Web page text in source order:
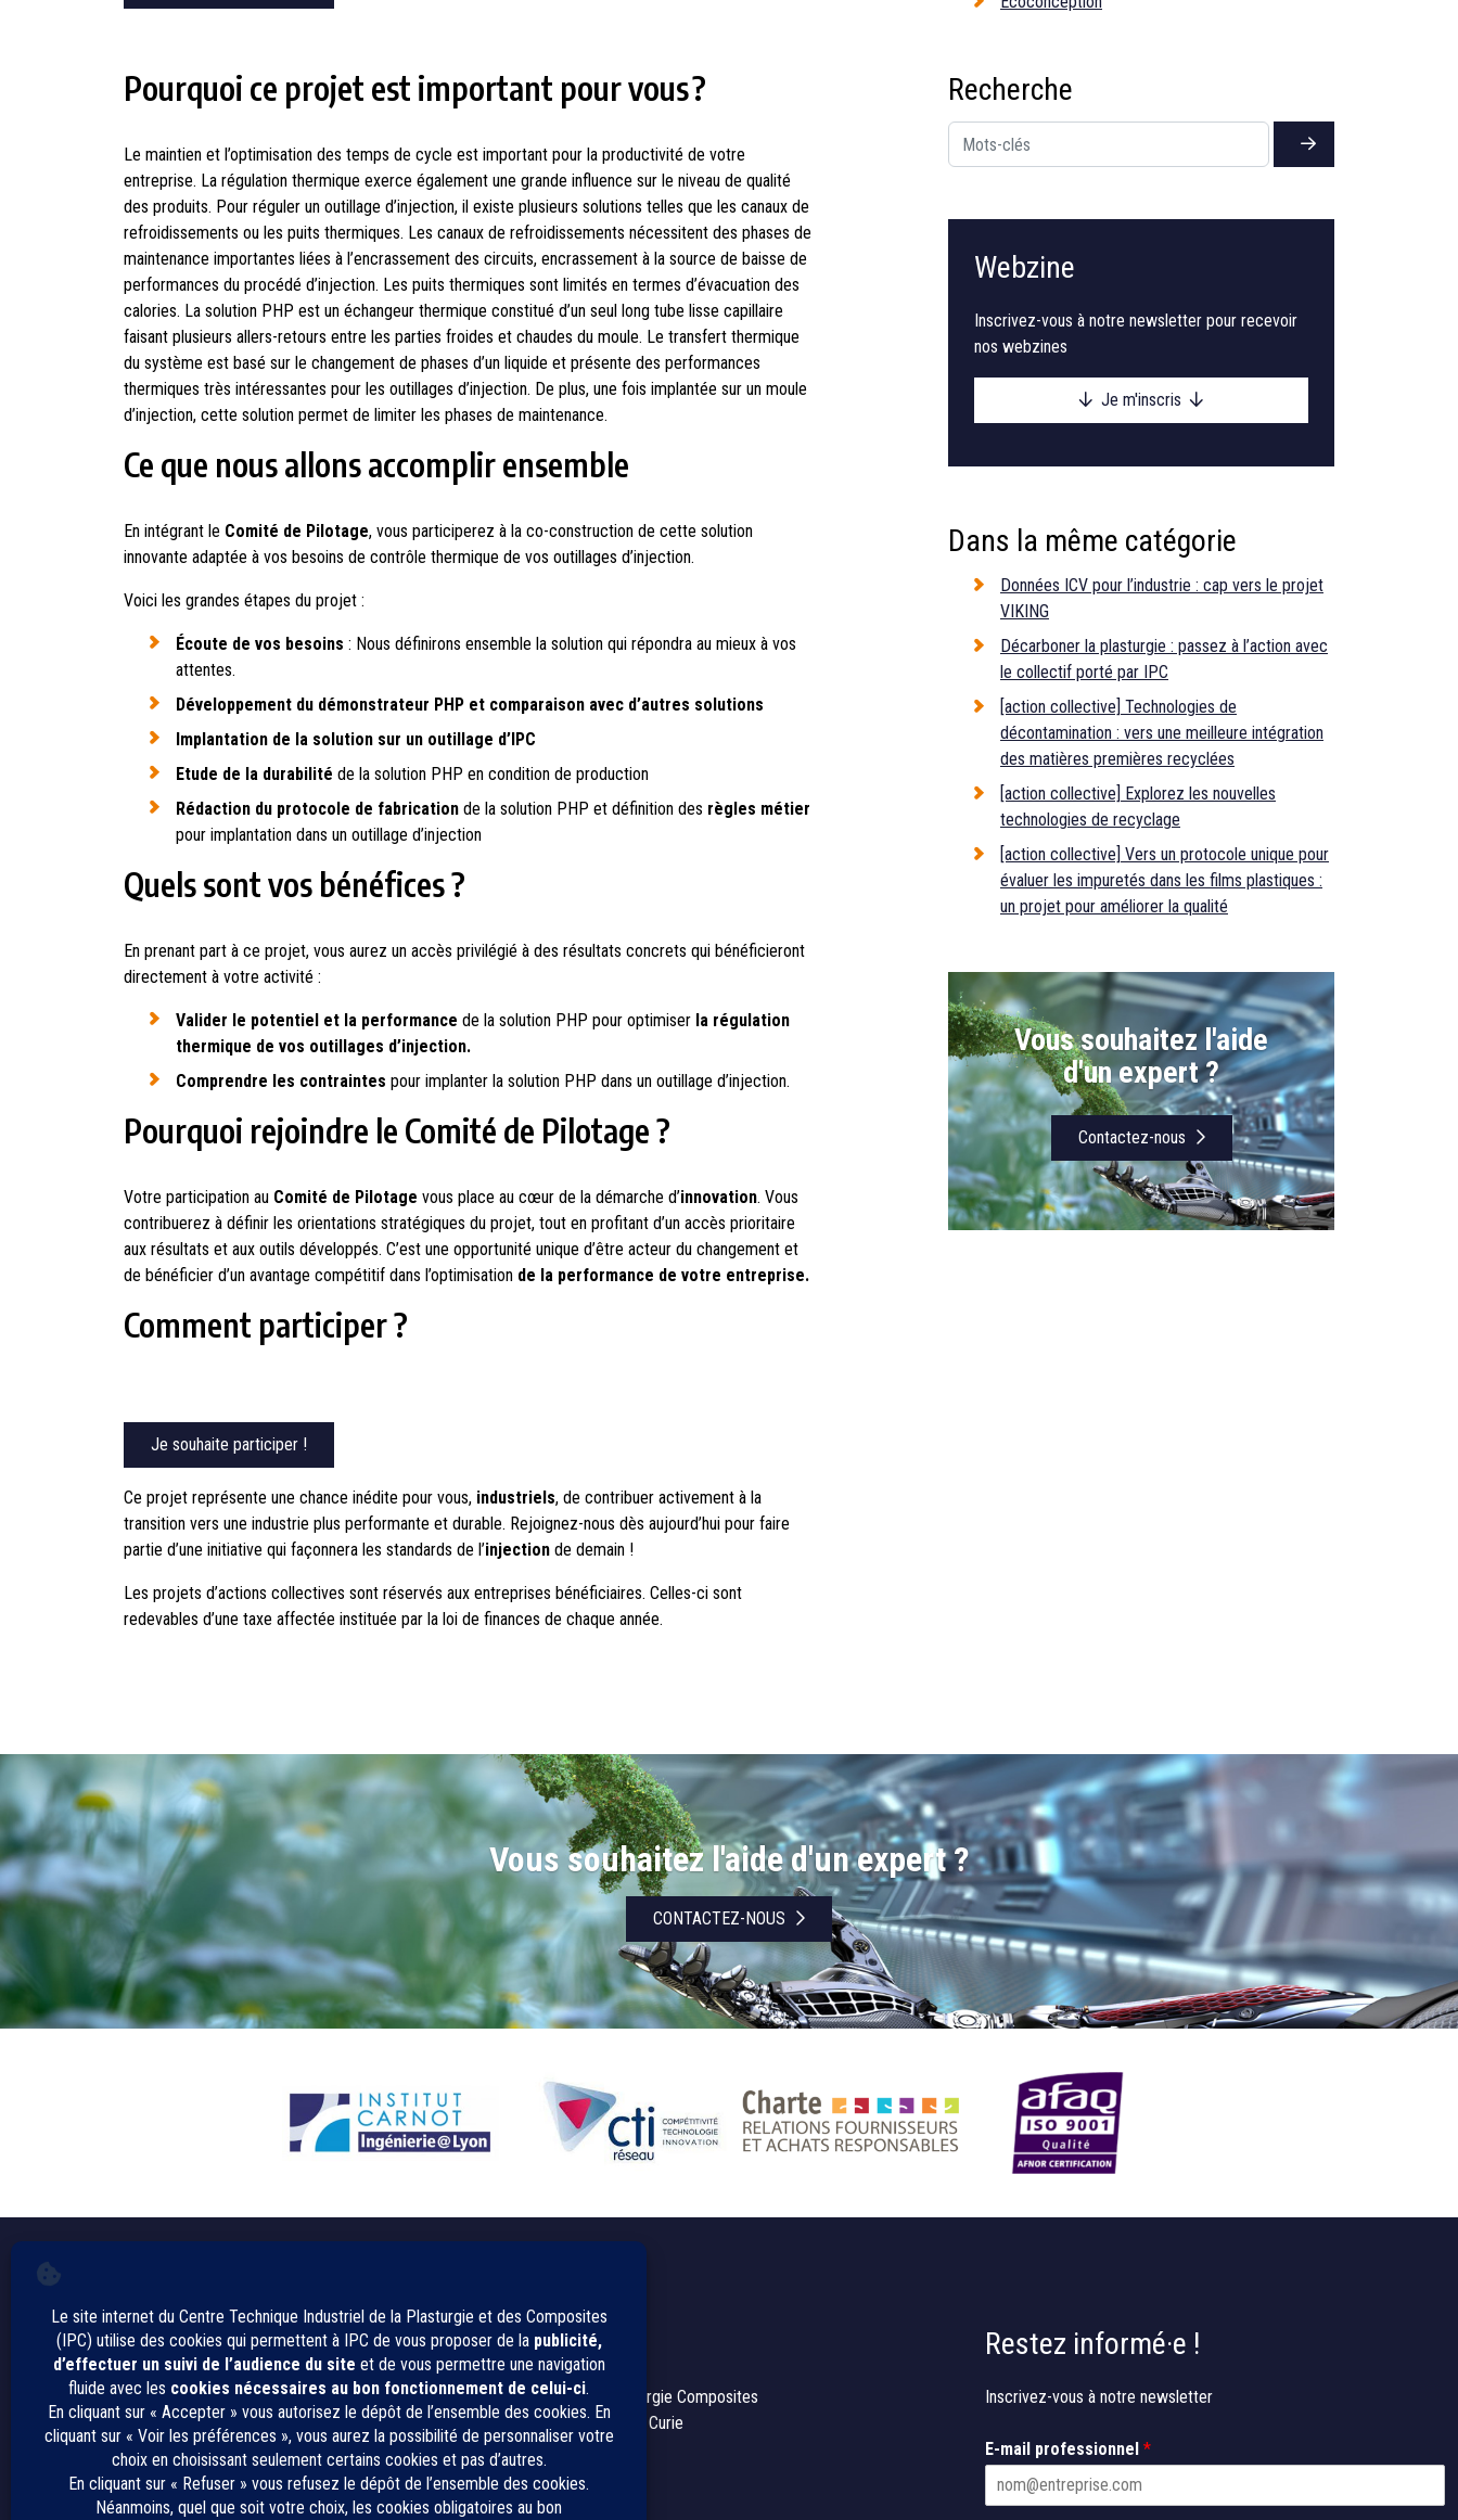
Pourquoi ce projet est important pour vous ?
Le maintien et l’optimisation des temps de cycle est important pour la productivité de votre
entreprise. La régulation thermique exerce également une grande influence sur le niveau de qualité
des produits. Pour réguler un outillage d’injection, il existe plusieurs solutions telles que les canaux de
refroidissements ou les puits thermiques. Les canaux de refroidissements nécessitent des phases de
maintenance importantes liées à l’encrassement des circuits, encrassement à la source de baisse de
performances du procédé d’injection. Les puits thermiques sont limités en termes d’évacuation des
calories. La solution PHP est un échangeur thermique constitué d’un seul long tube lisse capillaire
faisant plusieurs allers-retours entre les parties froides et chaudes du moule. Le transfert thermique
du système est basé sur le changement de phases d’un liquide et présente des performances
thermiques très intéressantes pour les outillages d’injection. De plus, une fois implantée sur un moule
d’injection, cette solution permet de limiter les phases de maintenance.
Ce que nous allons accomplir ensemble
En intégrant le Comité de Pilotage, vous participerez à la co-construction de cette solution
innovante adaptée à vos besoins de contrôle thermique de vos outillages d’injection.
Voici les grandes étapes du projet :
Écoute de vos besoins : Nous définirons ensemble la solution qui répondra au mieux à vos
attentes.
Développement du démonstrateur PHP et comparaison avec d’autres solutions
Implantation de la solution sur un outillage d’IPC
Etude de la durabilité de la solution PHP en condition de production
Rédaction du protocole de fabrication de la solution PHP et définition des règles métier
pour implantation dans un outillage d’injection
Quels sont vos bénéfices ?
En prenant part à ce projet, vous aurez un accès privilégié à des résultats concrets qui bénéficieront
directement à votre activité :
Valider le potentiel et la performance de la solution PHP pour optimiser la régulation
thermique de vos outillages d’injection.
Comprendre les contraintes pour implanter la solution PHP dans un outillage d’injection.
Pourquoi rejoindre le Comité de Pilotage ?
Votre participation au Comité de Pilotage vous place au cœur de la démarche d’innovation. Vous
contribuerez à définir les orientations stratégiques du projet, tout en profitant d’un accès prioritaire
aux résultats et aux outils développés. C’est une opportunité unique d’être acteur du changement et
de bénéficier d’un avantage compétitif dans l’optimisation de la performance de votre entreprise.
Comment participer ?
Je souhaite participer !
Ce projet représente une chance inédite pour vous, industriels, de contribuer activement à la
transition vers une industrie plus performante et durable. Rejoignez-nous dès aujourd’hui pour faire
partie d’une initiative qui façonnera les standards de l’injection de demain !
Les projets d’actions collectives sont réservés aux entreprises bénéficiaires. Celles-ci sont
redevables d’une taxe affectée instituée par la loi de finances de chaque année.
Recherche
Webzine
Inscrivez-vous à notre newsletter pour recevoir
nos webzines
Je m'inscris
Dans la même catégorie
Données ICV pour l’industrie : cap vers le projet
VIKING
Décarboner la plasturgie : passez à l’action avec
le collectif porté par IPC
[action collective] Technologies de
décontamination : vers une meilleure intégration
des matières premières recyclées
[action collective] Explorez les nouvelles
technologies de recyclage
[action collective] Vers un protocole unique pour
évaluer les impuretés dans les films plastiques :
un projet pour améliorer la qualité
Vous souhaitez l'aide
d'un expert ?
Contactez-nous
Vous souhaitez l'aide d'un expert ?
CONTACTEZ-NOUS
Contact
Espace Presse
Recrutement
Avis de marchés publics
CONTACT
IPC, Innovation Plasturgie Composites
2, rue Pierre et Marie Curie
01100 Bellignat
Restez informé·e !
Inscrivez-vous à notre newsletter
p
r
f
E-mail professionnel *